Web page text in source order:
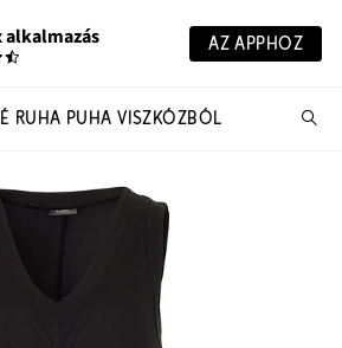
alkalmazás AZ APPHOZ
RUHA PUHA VISZKÓZBÓL